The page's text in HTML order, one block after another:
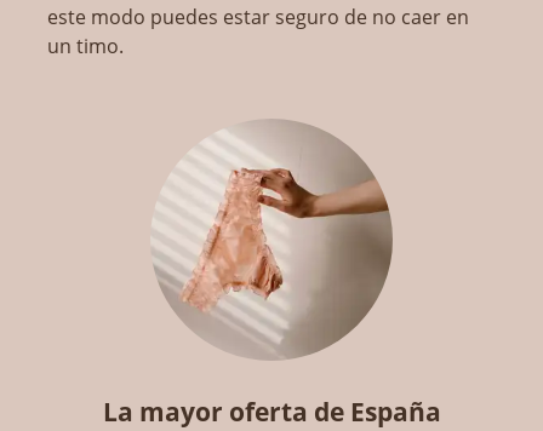
este modo puedes estar seguro de no caer en
un timo.
La mayor oferta de España